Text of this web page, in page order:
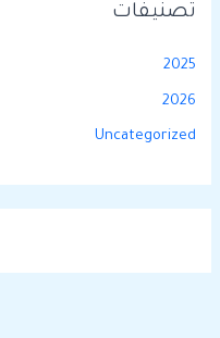
تصنيفات
2025
2026
Uncategorized